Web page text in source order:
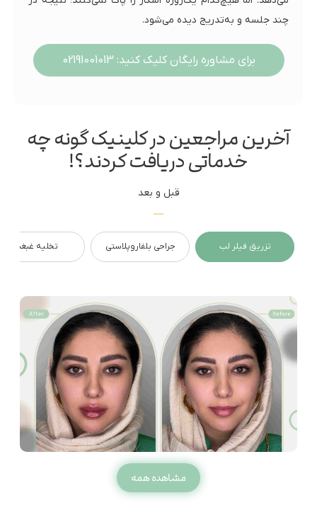
چند جلسه و به‌تدریج دیده می‌شود.
برای مشاوره رایگان کلیک کنید: 02191001013
آخرین مراجعین در کلینیک گونه چه
خدماتی دریافت کردند؟!
قبل و بعد
تزریق فیلر لب جراحی بلفاروپلاستی تخلیه غبغب
مشاهده همه